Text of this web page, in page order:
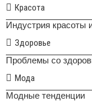
Красота
Индустрия красоты
Здоровье
Проблемы со
Мода
Модные тенденции